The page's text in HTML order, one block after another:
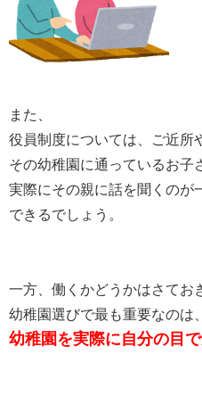
また、
役員制度については、ご近所
その幼稚園に通っているお子
実際にその親に話を聞くのが
できるでしょう。
一方、働くかどうかはさてお
幼稚園選びで最も重要なのは、
幼稚園を実際に自分の目